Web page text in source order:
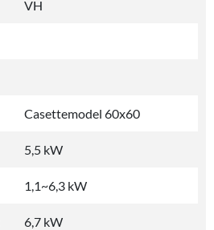
VH
Casettemodel 60x60
5,5 kW
1,1~6,3 kW
6,7 kW